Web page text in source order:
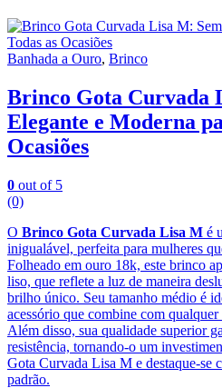
Banhada a Ouro, Brinco
Brinco Gota Curvada
Elegante e Moderna
Ocasiões
0 out of 5
(0)
O Brinco Gota Curvada Lisa M é
inigualável, perfeita para mulheres
Folheado em ouro 18k, este brinco
liso, que reflete a luz de maneira
brilho único. Seu tamanho médio é
acessório que combine com
Além disso, sua qualidade superior
resistência, tornando-o um
Gota Curvada Lisa M e destaque-se
padrão.